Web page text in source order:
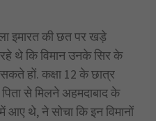
इमारत की छत पर खड़े
थे कि विमान उनके सिर के
हों. कक्षा 12 के छात्र
से मिलने अहमदाबाद के
आए थे, ने सोचा कि इन विमानों